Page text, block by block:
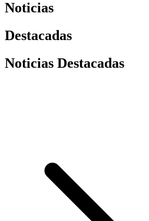
Noticias
Destacadas
Noticias Destacadas